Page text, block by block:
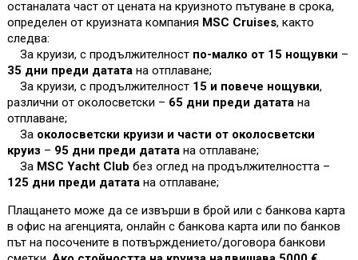
останалата част от цената на круизното пътуване в срока,
определен от круизната компания MSC Cruises, както
следва:
За круизи, с продължителност по-малко от 15 нощувки –
35 дни преди датата на отплаване;
За круизи, с продължителност15 и повече нощувки,
различни от околосветски – 65 дни преди датата на
отплаване;
За околосветски круизи и части от околосветски
круиз – 95 дни преди датата на отплаване;
За MSC Yacht Club без оглед на продължителността –
125 дни преди датата на отплаване;
Плащането може да се извърши в брой или с банкова карта
в офис на агенцията, онлайн с банкова карта или по банков
път на посочените в потвърждението/договора банкови